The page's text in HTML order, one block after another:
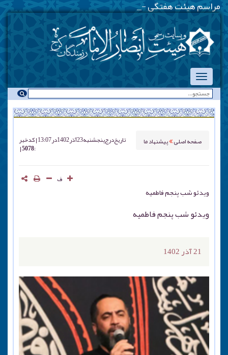
مراسم هیئت هفتگی - یکشنبه_
صفحه اصلی پیشنهاد ما تاریخ درجپنجشنبه 23 آذر 1402 در 13:07 کد خبر
: 5078
ف
ویدئو شب پنجم فاطمیه
ویدئو شب پنجم فاطمیه
21 آذر 1402